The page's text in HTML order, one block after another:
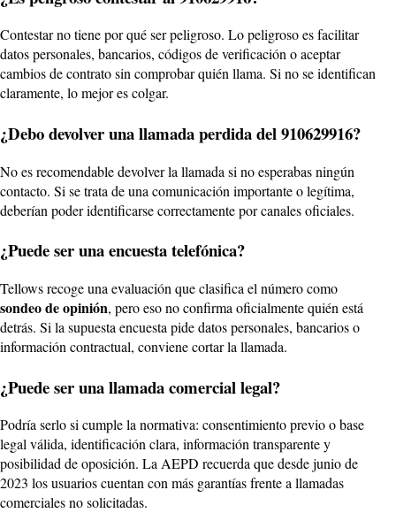
Contestar no tiene por qué ser peligroso. Lo peligroso es facilitar
datos personales, bancarios, códigos de verificación o aceptar
cambios de contrato sin comprobar quién llama. Si no se identifican
claramente, lo mejor es colgar.
¿Debo devolver una llamada perdida del 910629916?
No es recomendable devolver la llamada si no esperabas ningún
contacto. Si se trata de una comunicación importante o legítima,
deberían poder identificarse correctamente por canales oficiales.
¿Puede ser una encuesta telefónica?
Tellows recoge una evaluación que clasifica el número como
sondeo de opinión, pero eso no confirma oficialmente quién está
detrás. Si la supuesta encuesta pide datos personales, bancarios o
información contractual, conviene cortar la llamada.
¿Puede ser una llamada comercial legal?
Podría serlo si cumple la normativa: consentimiento previo o base
legal válida, identificación clara, información transparente y
posibilidad de oposición. La AEPD recuerda que desde junio de
2023 los usuarios cuentan con más garantías frente a llamadas
comerciales no solicitadas.